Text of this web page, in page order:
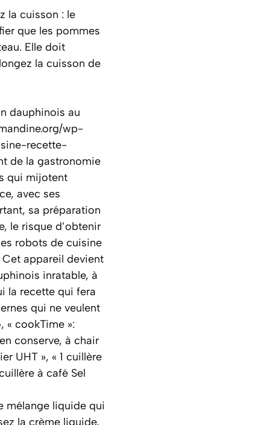
la cuisson : le
que les pommes
Elle doit
la cuisson de
dauphinois au
wp-
recette-
de la gastronomie
qui mijotent
avec ses
sa préparation
le risque d’obtenir
robots de cuisine
appareil devient
inratable, à
la recette qui fera
qui ne veulent
« cookTime »:
conserve, à chair
UHT », « 1 cuillère
à café Sel
mélange liquide qui
la crème liquide,